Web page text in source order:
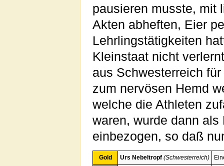
pausieren musste, mit
Akten abheften, Eier
Lehrlingstätigkeiten
Kleinstaat nicht
aus Schwesterreich
zum nervösen Hemd
welche die Athleten
waren, wurde dann
einbezogen, so daß
Gold Urs Nebeltropf (Schwesterreich)